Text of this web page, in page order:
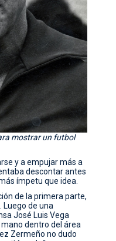
mostrar un futbol
y a empujar más a
descontar antes
ímpetu que idea.
de la primera parte,
Luego de una
José Luis Vega
dentro del área
Zermeño no dudo